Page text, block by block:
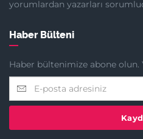
yorumlardan yazarları
Haber Bülteni
Haber bültenimize abone olun.